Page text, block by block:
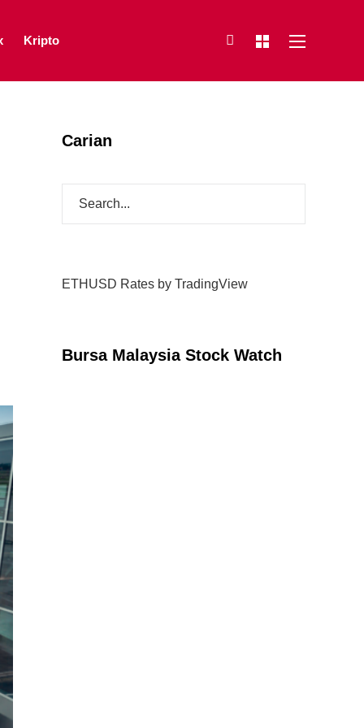
Kripto
Carian
ETHUSD Rates by TradingView
Bursa Malaysia Stock Watch